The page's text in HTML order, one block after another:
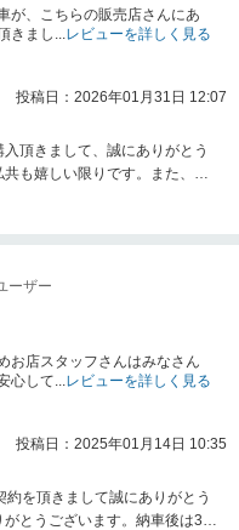
が、こちらの販売店さんにあ
きまし...レビューを詳しく見る
投稿日：2026年01月31日 12:07
頂きまして、誠にありがとう
も嬉しい限りです。また、お
ーザー
お店スタッフさんはみなさん
心して...レビューを詳しく見る
投稿日：2025年01月14日 10:35
を頂きまして誠にありがとう
とうございます。納車後は3ヵ